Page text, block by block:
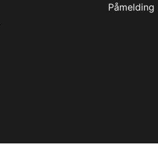
Påmelding